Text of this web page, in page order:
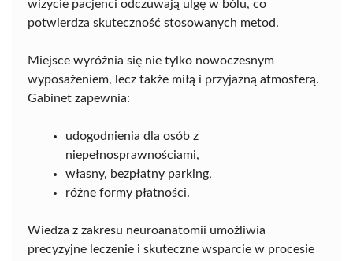
wizycie pacjenci odczuwają ulgę w bólu, co
potwierdza skuteczność stosowanych metod.
Miejsce wyróżnia się nie tylko nowoczesnym
wyposażeniem, lecz także miłą i przyjazną atmosferą.
Gabinet zapewnia:
udogodnienia dla osób z
niepełnosprawnościami,
własny, bezpłatny parking,
różne formy płatności.
Wiedza z zakresu neuroanatomii umożliwia
precyzyjne leczenie i skuteczne wsparcie w procesie